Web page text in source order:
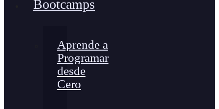
Bootcamps
Aprende a
Programar
desde
Cero